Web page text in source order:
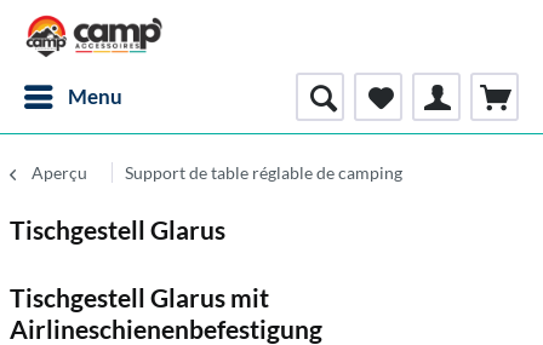
Menu
Aperçu Support de table réglable de camping
Tischgestell Glarus
Tischgestell Glarus mit
Airlineschienenbefestigung